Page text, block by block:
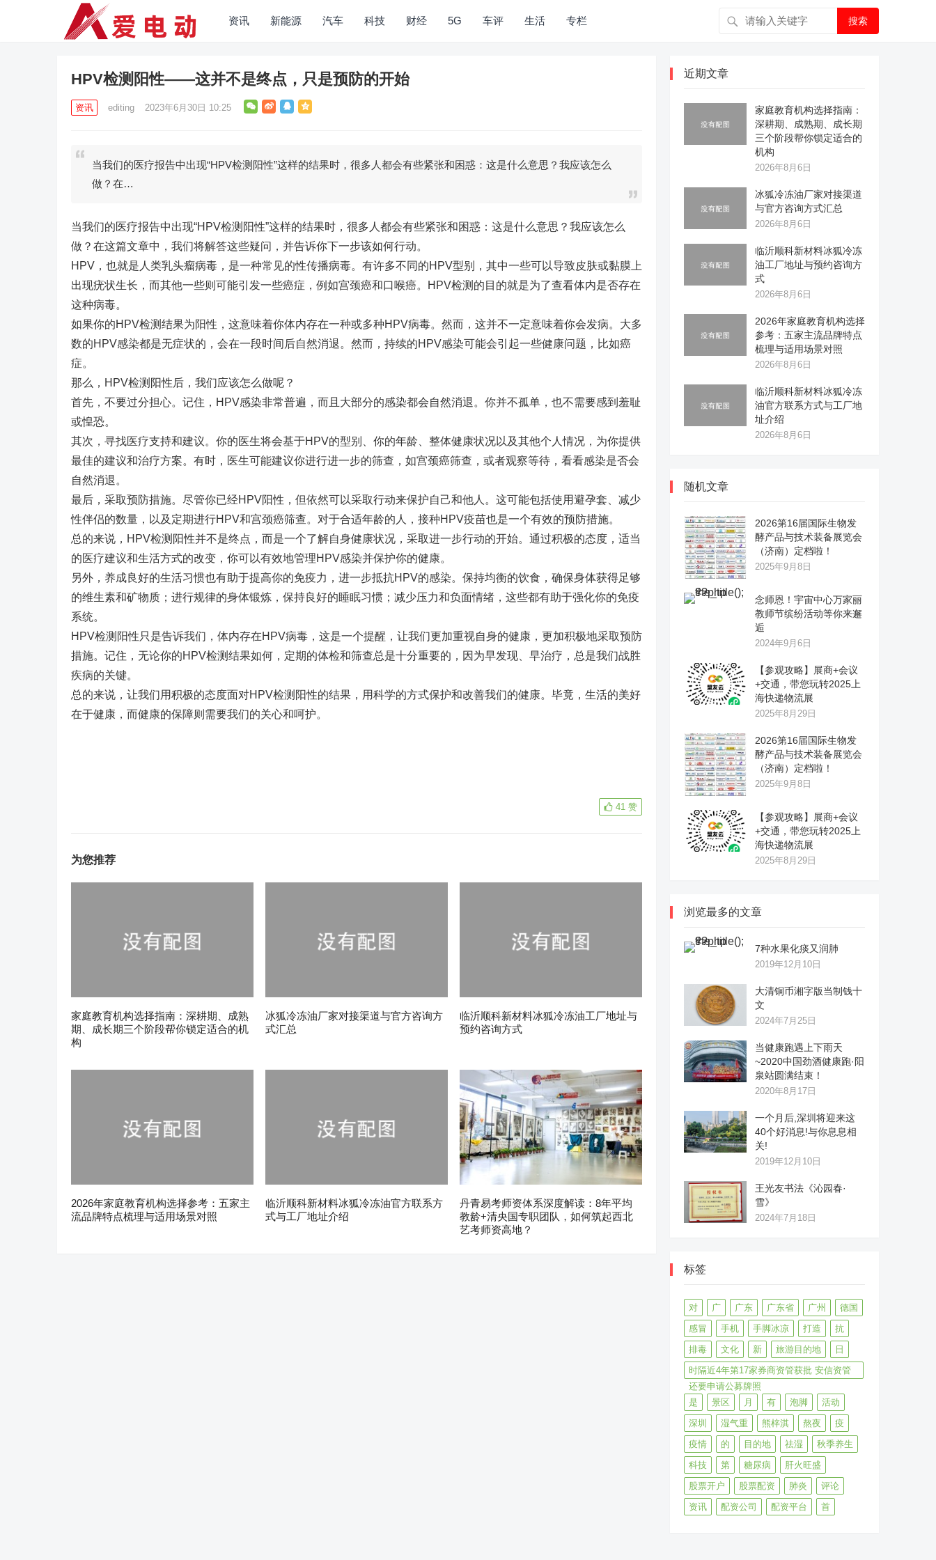
资讯 新能源 汽车 科技 财经 5G 车评 生活 专栏 搜索
HPV检测阳性——这并不是终点，只是预防的开始
资讯 editing 2023年6月30日 10:25
当我们的医疗报告中出现“HPV检测阳性”这样的结果时，很多人都会有些紧张和困惑：这是什么意思？我应该怎么
做？在…
当我们的医疗报告中出现“HPV检测阳性”这样的结果时，很多人都会有些紧张和困惑：这是什么意思？我应该怎么
做？在这篇文章中，我们将解答这些疑问，并告诉你下一步该如何行动。
HPV，也就是人类乳头瘤病毒，是一种常见的性传播病毒。有许多不同的HPV型别，其中一些可以导致皮肤或黏膜上
出现疣状生长，而其他一些则可能引发一些癌症，例如宫颈癌和口喉癌。HPV检测的目的就是为了查看体内是否存在
这种病毒。
如果你的HPV检测结果为阳性，这意味着你体内存在一种或多种HPV病毒。然而，这并不一定意味着你会发病。大多
数的HPV感染都是无症状的，会在一段时间后自然消退。然而，持续的HPV感染可能会引起一些健康问题，比如癌
症。
那么，HPV检测阳性后，我们应该怎么做呢？
首先，不要过分担心。记住，HPV感染非常普遍，而且大部分的感染都会自然消退。你并不孤单，也不需要感到羞耻
或惶恐。
其次，寻找医疗支持和建议。你的医生将会基于HPV的型别、你的年龄、整体健康状况以及其他个人情况，为你提供
最佳的建议和治疗方案。有时，医生可能建议你进行进一步的筛查，如宫颈癌筛查，或者观察等待，看看感染是否会
自然消退。
最后，采取预防措施。尽管你已经HPV阳性，但依然可以采取行动来保护自己和他人。这可能包括使用避孕套、减少
性伴侣的数量，以及定期进行HPV和宫颈癌筛查。对于合适年龄的人，接种HPV疫苗也是一个有效的预防措施。
总的来说，HPV检测阳性并不是终点，而是一个了解自身健康状况，采取进一步行动的开始。通过积极的态度，适当
的医疗建议和生活方式的改变，你可以有效地管理HPV感染并保护你的健康。
另外，养成良好的生活习惯也有助于提高你的免疫力，进一步抵抗HPV的感染。保持均衡的饮食，确保身体获得足够
的维生素和矿物质；进行规律的身体锻炼，保持良好的睡眠习惯；减少压力和负面情绪，这些都有助于强化你的免疫
系统。
HPV检测阳性只是告诉我们，体内存在HPV病毒，这是一个提醒，让我们更加重视自身的健康，更加积极地采取预防
措施。记住，无论你的HPV检测结果如何，定期的体检和筛查总是十分重要的，因为早发现、早治疗，总是我们战胜
疾病的关键。
总的来说，让我们用积极的态度面对HPV检测阳性的结果，用科学的方式保护和改善我们的健康。毕竟，生活的美好
在于健康，而健康的保障则需要我们的关心和呵护。
41 赞
为您推荐
家庭教育机构选择指南：深耕期、成熟
期、成长期三个阶段帮你锁定适合的机
构
冰狐冷冻油厂家对接渠道与官方咨询方
式汇总
临沂顺科新材料冰狐冷冻油工厂地址与
预约咨询方式
2026年家庭教育机构选择参考：五家主
流品牌特点梳理与适用场景对照
临沂顺科新材料冰狐冷冻油官方联系方
式与工厂地址介绍
丹青易考师资体系深度解读：8年平均
教龄+清央国专职团队，如何筑起西北
艺考师资高地？
近期文章
家庭教育机构选择指南：
深耕期、成熟期、成长期
三个阶段帮你锁定适合的
机构
2026年8月6日
冰狐冷冻油厂家对接渠道
与官方咨询方式汇总
2026年8月6日
临沂顺科新材料冰狐冷冻
油工厂地址与预约咨询方
式
2026年8月6日
2026年家庭教育机构选择
参考：五家主流品牌特点
梳理与适用场景对照
2026年8月6日
临沂顺科新材料冰狐冷冻
油官方联系方式与工厂地
址介绍
2026年8月6日
随机文章
2026第16届国际生物发
酵产品与技术装备展览会
（济南）定档啦！
2025年9月8日
念师恩！宇宙中心万家丽
教师节缤纷活动等你来邂
逅
2024年9月6日
【参观攻略】展商+会议
+交通，带您玩转2025上
海快递物流展
2025年8月29日
2026第16届国际生物发
酵产品与技术装备展览会
（济南）定档啦！
2025年9月8日
【参观攻略】展商+会议
+交通，带您玩转2025上
海快递物流展
2025年8月29日
浏览最多的文章
7种水果化痰又润肺
2019年12月10日
大清铜币湘字版当制钱十
文
2024年7月25日
当健康跑遇上下雨天
~2020中国劲酒健康跑·阳
泉站圆满结束！
2020年8月17日
一个月后,深圳将迎来这
40个好消息!与你息息相
关!
2019年12月10日
王光友书法《沁园春·
雪》
2024年7月18日
标签
对 广 广东 广东省 广州
德国
感冒
手机 手脚冰凉 打造
抗
排毒
文化 新 旅游目的地
日
时隔近4年第17家券商资管获批 安信资管
还要申请公募牌照
是
景区 月 有 泡脚
活动
深圳
湿气重 熊梓淇 熬夜
疫
疫情
的 目的地 祛湿
秋季养生
科技
第 糖尿病
肝火旺盛
股票开户
股票配资 肺炎
评论
资讯
配资公司 配资平台 首